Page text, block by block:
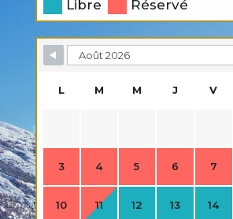
Libre Réservé
L M M J V
3 4 5 6 7
10 11 12 13 14